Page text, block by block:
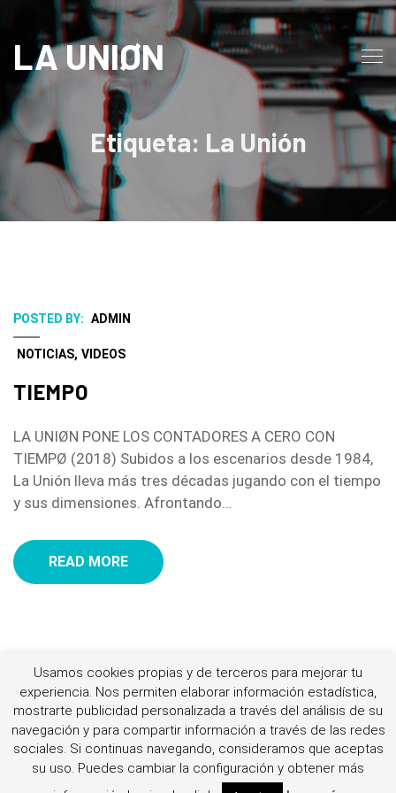
LA UNIØN
Etiqueta: La Unión
POSTED BY: ADMIN
NOTICIAS, VIDEOS
TIEMPO
LA UNIØN PONE LOS CONTADORES A CERO CON
TIEMPØ (2018) Subidos a los escenarios desde 1984,
La Unión lleva más tres décadas jugando con el tiempo
y sus dimensiones. Afrontando…
READ MORE
© By Jellythemes 2021
Usamos cookies propias y de terceros para mejorar tu
experiencia. Nos permiten elaborar información estadística,
mostrarte publicidad personalizada a través del análisis de su
navegación y para compartir información a través de las redes
sociales. Si continuas navegando, consideramos que aceptas
su uso. Puedes cambiar la configuración y obtener más